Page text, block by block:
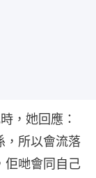
，她回應：
，所以會流落
佢哋會同自己